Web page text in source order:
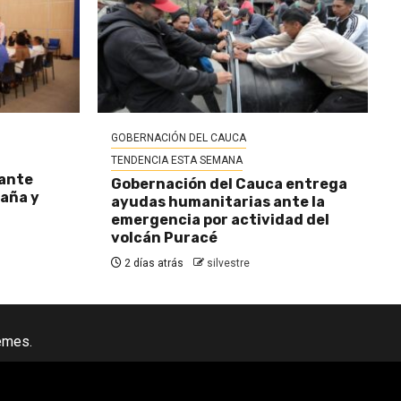
y
GOBERNACIÓN DEL CAUCA
TENDENCIA ESTA SEMANA
Gobernación del Cauca entrega
ayudas humanitarias ante la
emergencia por actividad del
volcán Puracé
2 días atrás silvestre